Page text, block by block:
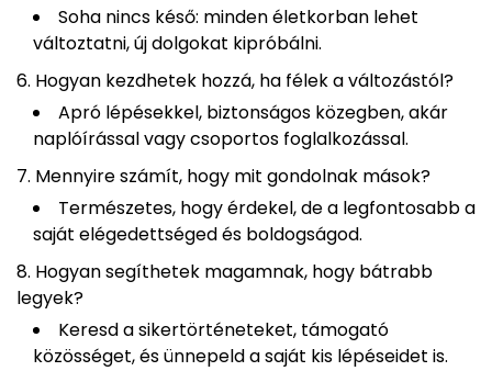
Soha nincs késő: minden életkorban lehet
változtatni, új dolgokat kipróbálni.
Hogyan kezdhetek hozzá, ha félek a változástól?
Apró lépésekkel, biztonságos közegben, akár
naplóírással vagy csoportos foglalkozással.
Mennyire számít, hogy mit gondolnak mások?
Természetes, hogy érdekel, de a legfontosabb a
saját elégedettséged és boldogságod.
Hogyan segíthetek magamnak, hogy bátrabb
legyek?
Keresd a sikertörténeteket, támogató
közösséget, és ünnepeld a saját kis lépéseidet is.